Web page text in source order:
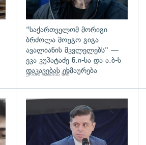
"საქართველომ მორიგი
ბრძოლა მოუგო გიგა
ავალიანის მკვლელებს" —
ეკა კუპატაძე ნ.ი-სა და ა.ბ-ს
დაკავებას ეხმაურება
ერთი საათის წინ